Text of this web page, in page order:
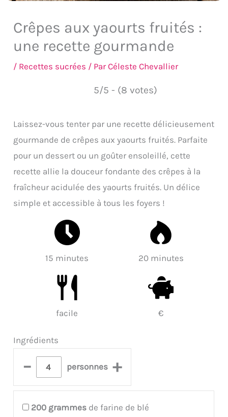
Crêpes aux yaourts fruités :
une recette gourmande
/ Recettes sucrées / ParCéleste Chevallier
5/5 - (8 votes)
Laissez-vous tenter par une recette délicieusement
gourmande de crêpes aux yaourts fruités. Parfaite
pour un dessert ou un goûter ensoleillé, cette
recette allie la douceur fondante des crêpes à la
fraîcheur acidulée des yaourts fruités. Un délice
simple et accessible à tous les foyers !
15 minutes 20 minutes
facile €
Ingrédients
– personnes +
200 grammes de farine de blé